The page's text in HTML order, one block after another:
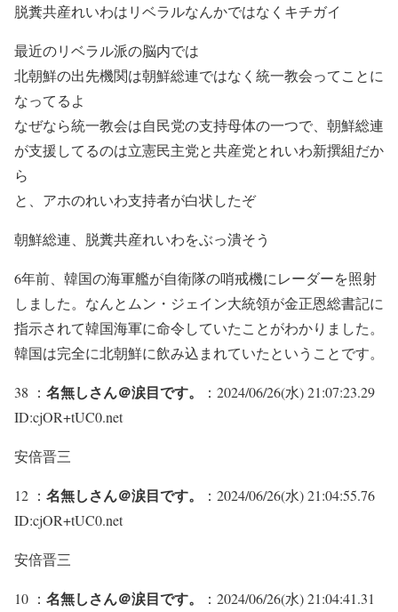
脱糞共産れいわはリベラルなんかではなくキチガイ
最近のリベラル派の脳内では
北朝鮮の出先機関は朝鮮総連ではなく統一教会ってことに
なってるよ
なぜなら統一教会は自民党の支持母体の一つで、朝鮮総連
が支援してるのは立憲民主党と共産党とれいわ新撰組だか
ら
と、アホのれいわ支持者が白状したぞ
朝鮮総連、脱糞共産れいわをぶっ潰そう
6年前、韓国の海軍艦が自衛隊の哨戒機にレーダーを照射
しました。なんとムン・ジェイン大統領が金正恩総書記に
指示されて韓国海軍に命令していたことがわかりました。
韓国は完全に北朝鮮に飲み込まれていたということです。
38 ： 名無しさん＠涙目です。
：2024/06/26(水) 21:07:23.29
ID:cjOR+tUC0.net
安倍晋三
12 ： 名無しさん＠涙目です。
：2024/06/26(水) 21:04:55.76
ID:cjOR+tUC0.net
安倍晋三
10 ： 名無しさん＠涙目です。
：2024/06/26(水) 21:04:41.31